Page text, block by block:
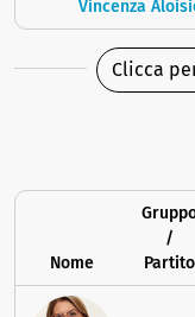
Vincenza
Clicca
Nome
/
Partito